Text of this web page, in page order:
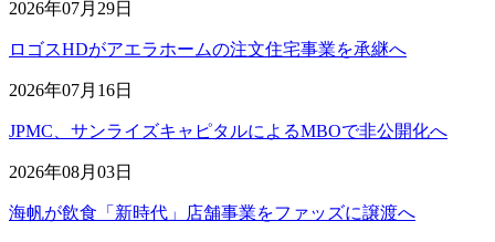
2026年07月29日
ロゴスHDがアエラホームの注文住宅事業を承継へ
2026年07月16日
JPMC、サンライズキャピタルによるMBOで非公開化へ
2026年08月03日
海帆が飲食「新時代」店舗事業をファッズに譲渡へ